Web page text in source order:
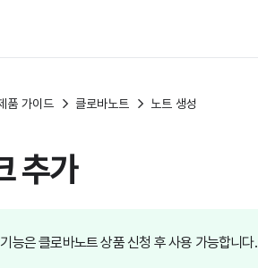
품 가이드 클로바노트 노트 생성
추가
능은 클로바노트 상품 신청 후 사용 가능합니다.